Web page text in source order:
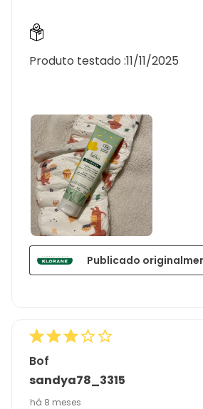
Produto testado :11/11/2025
Publicado
Bof
sandya78_3315
há 8 meses